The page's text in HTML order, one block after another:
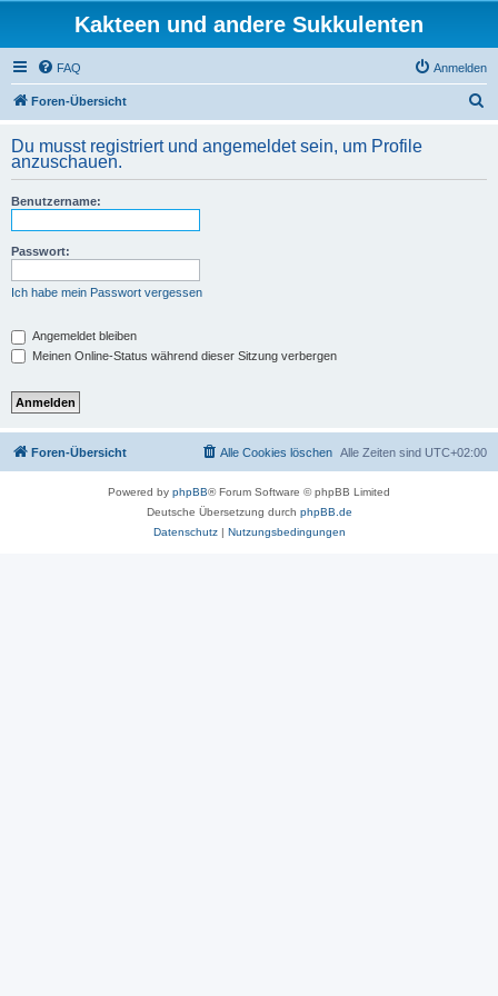
Kakteen und andere Sukkulenten
FAQ Anmelden
Foren-Übersicht
h
Du musst registriert und angemeldet sein, um Profile
anzuschauen.
Benutzername:
Passwort:
Ich habe mein Passwort vergessen
Angemeldet bleiben
Meinen Online-Status während dieser Sitzung verbergen
Foren-Übersicht Alle Zeiten sind UTC+02:00
Alle Cookies löschen
Powered by phpBB® Forum Software © phpBB Limited
Deutsche Übersetzung durch phpBB.de
Datenschutz| Nutzungsbedingungen